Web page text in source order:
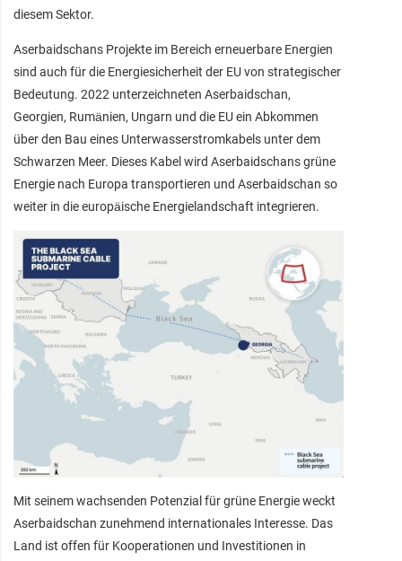
diesem Sektor.
Aserbaidschans Projekte im Bereich erneuerbare Energien
sind auch für die Energiesicherheit der EU von strategischer
Bedeutung. 2022 unterzeichneten Aserbaidschan,
Georgien, Rumänien, Ungarn und die EU ein Abkommen
über den Bau eines Unterwasserstromkabels unter dem
Schwarzen Meer. Dieses Kabel wird Aserbaidschans grüne
Energie nach Europa transportieren und Aserbaidschan so
weiter in die europäische Energielandschaft integrieren.
Mit seinem wachsenden Potenzial für grüne Energie weckt
Aserbaidschan zunehmend internationales Interesse. Das
Land ist offen für Kooperationen und Investitionen in